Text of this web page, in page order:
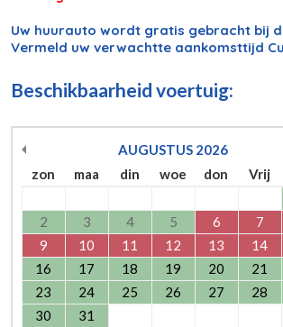
Uw huurauto wordt gratis gebracht bij
Vermeld uw verwachtte aankomsttijd
Beschikbaarheid voertuig:
AUGUSTUS 2026
zon
maa din woe don Vrij
2
3 4 5 6 7
9
10 11 12 13 14
16
17 18 19 20 21
23
24 25 26 27 28
30
31